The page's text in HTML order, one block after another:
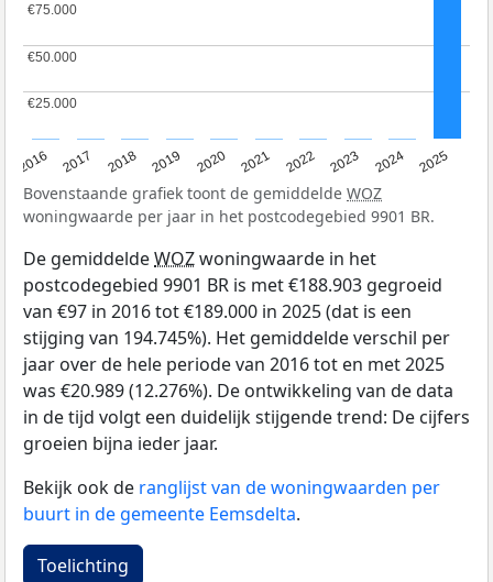
2016 2017 2018 2019 2020 2021 2022 2023 2024 2025
€25.000
€25.000
€50.000
€50.000
€75.000
€75.000
Bovenstaande grafiek toont de gemiddelde WOZ
woningwaarde per jaar in het postcodegebied 9901 BR.
De gemiddeldeWOZwoningwaarde in het
postcodegebied 9901 BR is met €188.903 gegroeid
van €97 in 2016 tot €189.000 in 2025 (dat is een
stijging van 194.745%). Het gemiddelde verschil per
jaar over de hele periode van 2016 tot en met 2025
was €20.989 (12.276%). De ontwikkeling van de data
in de tijd volgt een duidelijk stijgende trend: De cijfers
groeien bijna ieder jaar.
Bekijk ook de ranglijst van de woningwaarden per
buurt in de gemeente Eemsdelta.
Toelichting